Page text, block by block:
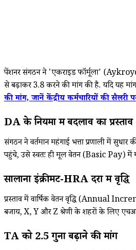
पेंशनर संगठन ने 'एकराइड फॉर्मूला'
से बढ़ाकर 3.8 करने की मांग की है. यदि यह
की मांग, जानें केंद्रीय कर्मचारियों की सैलरी
DA के नियमों में बदलाव का प्रस्ताव
संगठन ने वर्तमान महंगाई भत्ता प्रणाली में
पहुंचे, उसे स्वतः ही मूल वेतन (Basic Pay) में
सालाना इंक्रीमेंट-HRA दरों में वृद्धि
प्रस्ताव में वार्षिक वेतन वृद्धि (Annual
बजाय, X, Y और Z श्रेणी के शहरों के लिए
TA को 2.5 गुना बढ़ाने की मांग